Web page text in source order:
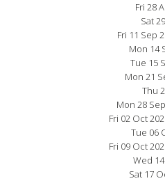
Fri 28
Sat
Fri 11 Sep
Mon 14
Tue 15
Mon 21
Thu
Mon 28
Fri 02 Oct
Tue 06
Fri 09 Oct
Wed
Sat 17